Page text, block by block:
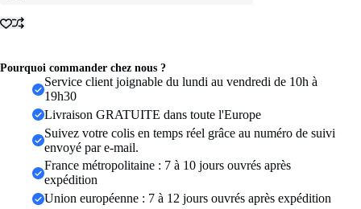
couleur
irrégulier,
inoxydable,
réglable,
cadeaux
Pourquoi commander chez nous ?
Service client joignable du lundi au vendredi de 10h à
19h30
Livraison GRATUITE dans toute l'Europe
Suivez votre colis en temps réel grâce au numéro de suivi
envoyé par e-mail.
France métropolitaine : 7 à 10 jours ouvrés après
expédition
Union européenne : 7 à 12 jours ouvrés après expédition